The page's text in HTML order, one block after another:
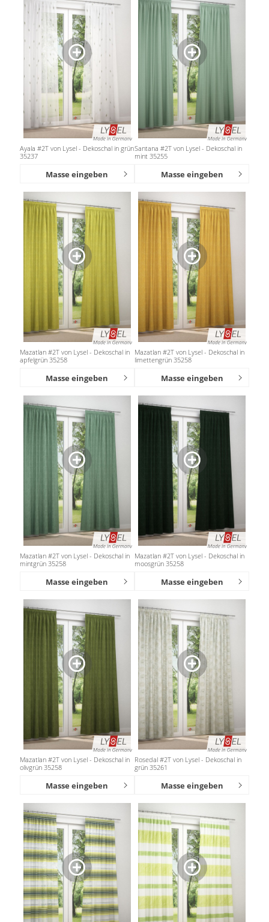
Ayala #2T von Lysel - Dekoschal in grün
35237
Masse eingeben
Santana #2T von Lysel - Dekoschal in
mint 35255
Masse eingeben
Mazatlan #2T von Lysel - Dekoschal in
apfelgrün 35258
Masse eingeben
Mazatlan #2T von Lysel - Dekoschal in
limettengrün 35258
Masse eingeben
Mazatlan #2T von Lysel - Dekoschal in
mintgrün 35258
Masse eingeben
Mazatlan #2T von Lysel - Dekoschal in
moosgrün 35258
Masse eingeben
Mazatlan #2T von Lysel - Dekoschal in
olivgrün 35258
Masse eingeben
Rosedal #2T von Lysel - Dekoschal in
grün 35261
Masse eingeben